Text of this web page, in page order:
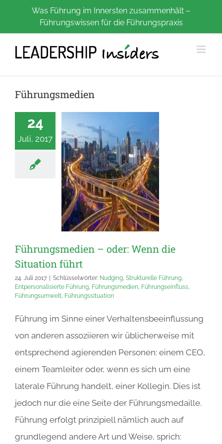
Was Führung im Innersten zusammenhält –
Führungswissen für die Führungspraxis
Führungsmedien
24
Juli, 2017
Führungsmedien – oder: Wenn die
Situation führt
24. Juli 2017 Schlüsselwörter: Nudging, Strukturelle Führung,
Entpersonalisierte Führung, Führungsmedien, Führungseinfluss,
Führungsumwelt, Führungssituation
Führung im Sinne einer Verhaltensbeeinflussung
von anderen assoziieren wir üblicherweise mit
entsprechend agierenden Personen: einem CEO,
einem Teamleiter oder, wenn es sich um eine
laterale Führung handelt, einer Kollegin. Dies ist
jedoch nur die eine Seite der Führungsmedaille.
Führung erfolgt prinzipiell nämlich auch auf
grundlegend andere Art und Weise, sprich: